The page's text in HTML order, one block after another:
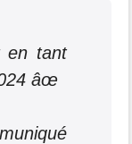
en tant
âœ